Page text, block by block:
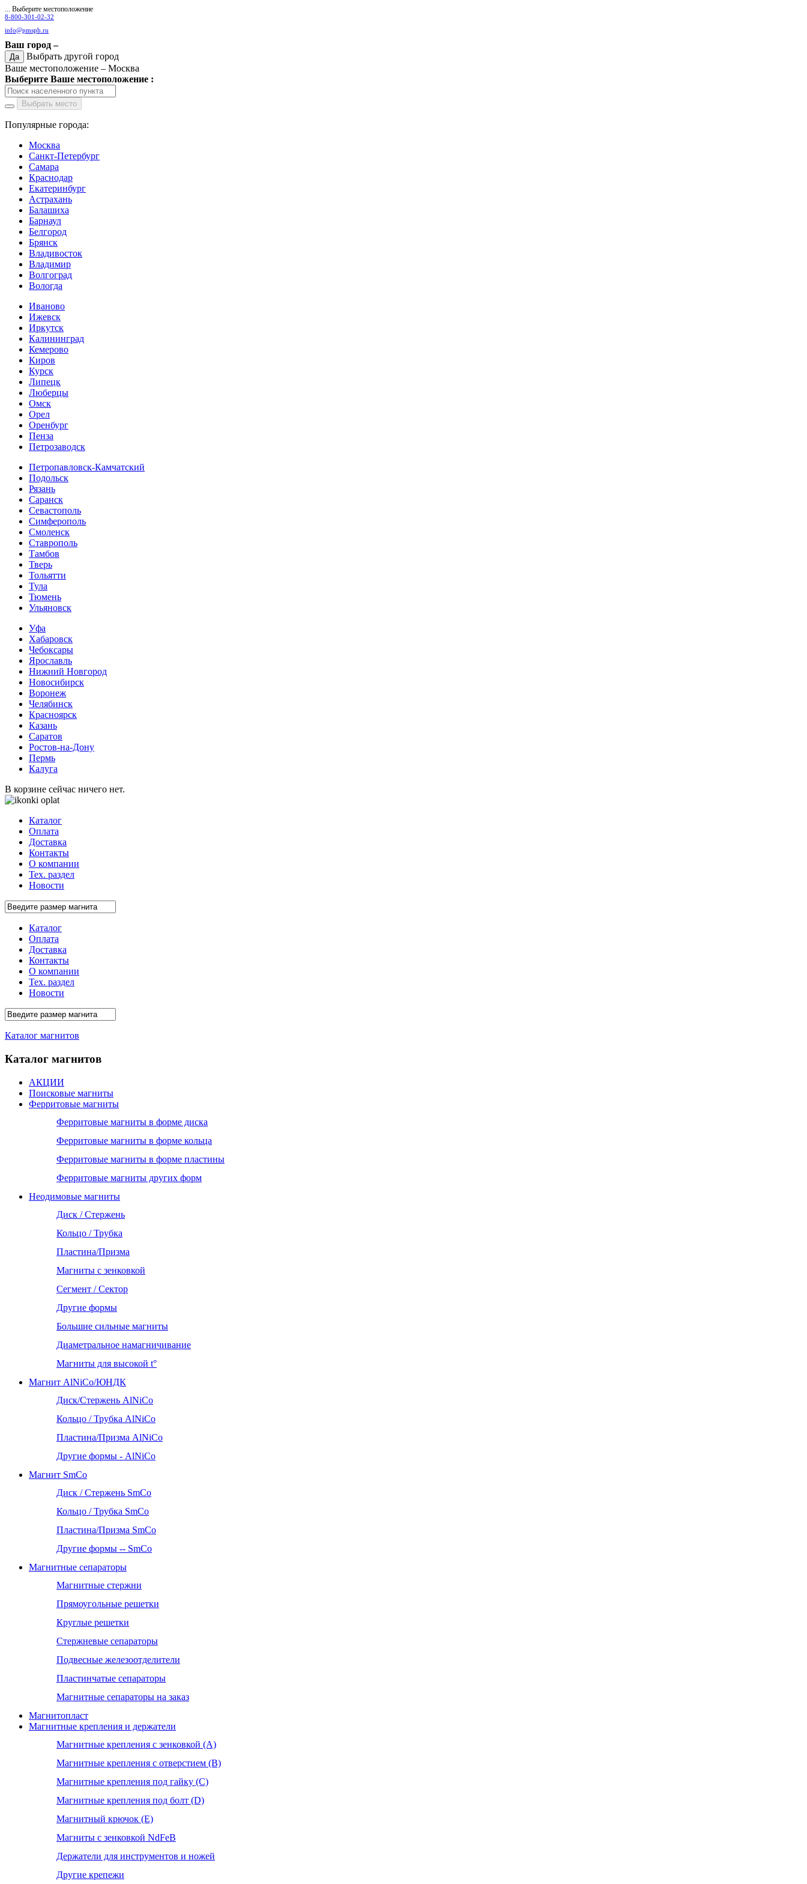
... Выберите местоположение
8-800-301-02-32
info@pmspb.ru
Ваш город –
Да
Выбрать другой город
Ваше местоположение – Москва
Выберите Ваше местоположение :
Выбрать место
Популярные города:
Москва
Санкт-Петербург
Самара
Краснодар
Екатеринбург
Астрахань
Балашиха
Барнаул
Белгород
Брянск
Владивосток
Владимир
Волгоград
Вологда
Иваново
Ижевск
Иркутск
Калининград
Кемерово
Киров
Курск
Липецк
Люберцы
Омск
Орел
Оренбург
Пенза
Петрозаводск
Петропавловск-Камчатский
Подольск
Рязань
Саранск
Севастополь
Симферополь
Смоленск
Ставрополь
Тамбов
Тверь
Тольятти
Тула
Тюмень
Ульяновск
Уфа
Хабаровск
Чебоксары
Ярославль
Нижний Новгород
Новосибирск
Воронеж
Челябинск
Красноярск
Казань
Саратов
Ростов-на-Дону
Пермь
Калуга
В корзине сейчас ничего нет.
Каталог
Оплата
Доставка
Контакты
О компании
Тех. раздел
Новости
Каталог
Оплата
Доставка
Контакты
О компании
Тех. раздел
Новости
Каталог магнитов
Каталог магнитов
АКЦИИ
Поисковые магниты
Ферритовые магниты
Ферритовые магниты в форме диска
Ферритовые магниты в форме кольца
Ферритовые магниты в форме пластины
Ферритовые магниты других форм
Неодимовые магниты
Диск / Стержень
Кольцо / Трубка
Пластина/Призма
Магниты с зенковкой
Сегмент / Сектор
Другие формы
Большие сильные магниты
Диаметральное намагничивание
Магниты для высокой t°
Магнит AlNiCo/ЮНДК
Диск/Стержень AlNiCo
Кольцо / Трубка AlNiCo
Пластина/Призма AlNiCo
Другие формы - AlNiCo
Магнит SmCo
Диск / Стержень SmCo
Кольцо / Трубка SmCo
Пластина/Призма SmCo
Другие формы -- SmCo
Магнитные сепараторы
Магнитные стержни
Прямоугольные решетки
Круглые решетки
Стержневые сепараторы
Подвесные железоотделители
Пластинчатые сепараторы
Магнитные сепараторы на заказ
Магнитопласт
Магнитные крепления и держатели
Магнитные крепления с зенковкой (А)
Магнитные крепления с отверстием (В)
Магнитные крепления под гайку (С)
Магнитные крепления под болт (D)
Магнитный крючок (Е)
Магниты с зенковкой NdFeB
Держатели для инструментов и ножей
Другие крепежи